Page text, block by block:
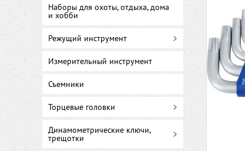
Наборы для охоты, отдыха, дома
и хобби
Режущий инструмент
Измерительный инструмент
Съемники
Торцевые головки
Динамометрические ключи,
трещотки